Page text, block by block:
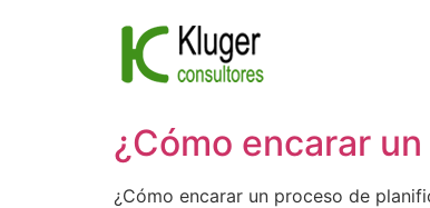
¿Cómo encarar
¿Cómo encarar un proceso de